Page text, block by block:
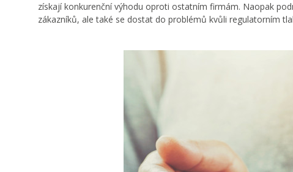
získají konkurenční výhodu oproti ostatním firmám. Naopak
zákazníků, ale také se dostat do problémů kvůli regulatorním